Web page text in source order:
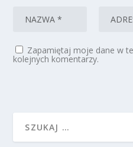
Zapamiętaj moje dane w
kolejnych komentarzy.